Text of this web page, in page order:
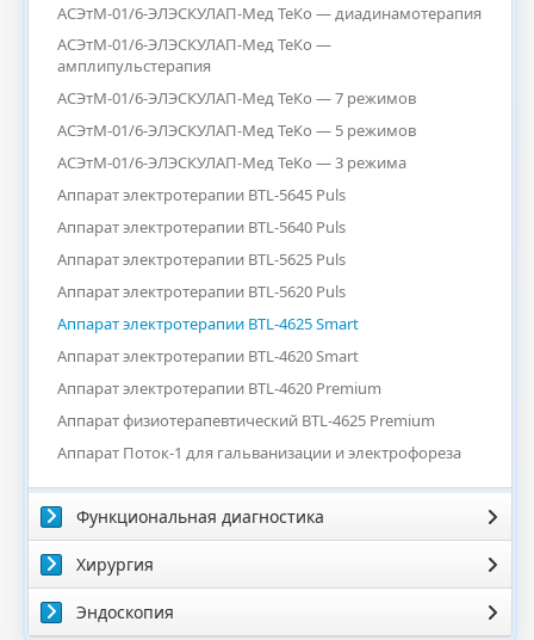
АСЭтМ-01/6-ЭЛЭСКУЛАП-Мед ТеКо — диадинамотерапия
АСЭтМ-01/6-ЭЛЭСКУЛАП-Мед ТеКо —
амплипульстерапия
АСЭтМ-01/6-ЭЛЭСКУЛАП-Мед ТеКо — 7 режимов
АСЭтМ-01/6-ЭЛЭСКУЛАП-Мед ТеКо — 5 режимов
АСЭтМ-01/6-ЭЛЭСКУЛАП-Мед ТеКо — 3 режима
Аппарат электротерапии BTL-5645 Puls
Аппарат электротерапии BTL-5640 Puls
Аппарат электротерапии BTL-5625 Puls
Аппарат электротерапии BTL-5620 Puls
Аппарат электротерапии BTL-4625 Smart
Аппарат электротерапии BTL-4620 Smart
Аппарат электротерапии BTL-4620 Premium
Аппарат физиотерапевтический BTL-4625 Premium
Аппарат Поток-1 для гальванизации и электрофореза
Функциональная диагностика
Хирургия
Эндоскопия